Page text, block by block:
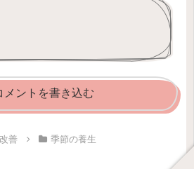
メントを書き込む
善 季節の養生